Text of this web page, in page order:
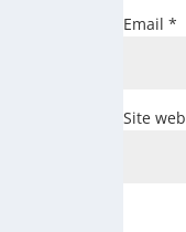
Email *
Site web